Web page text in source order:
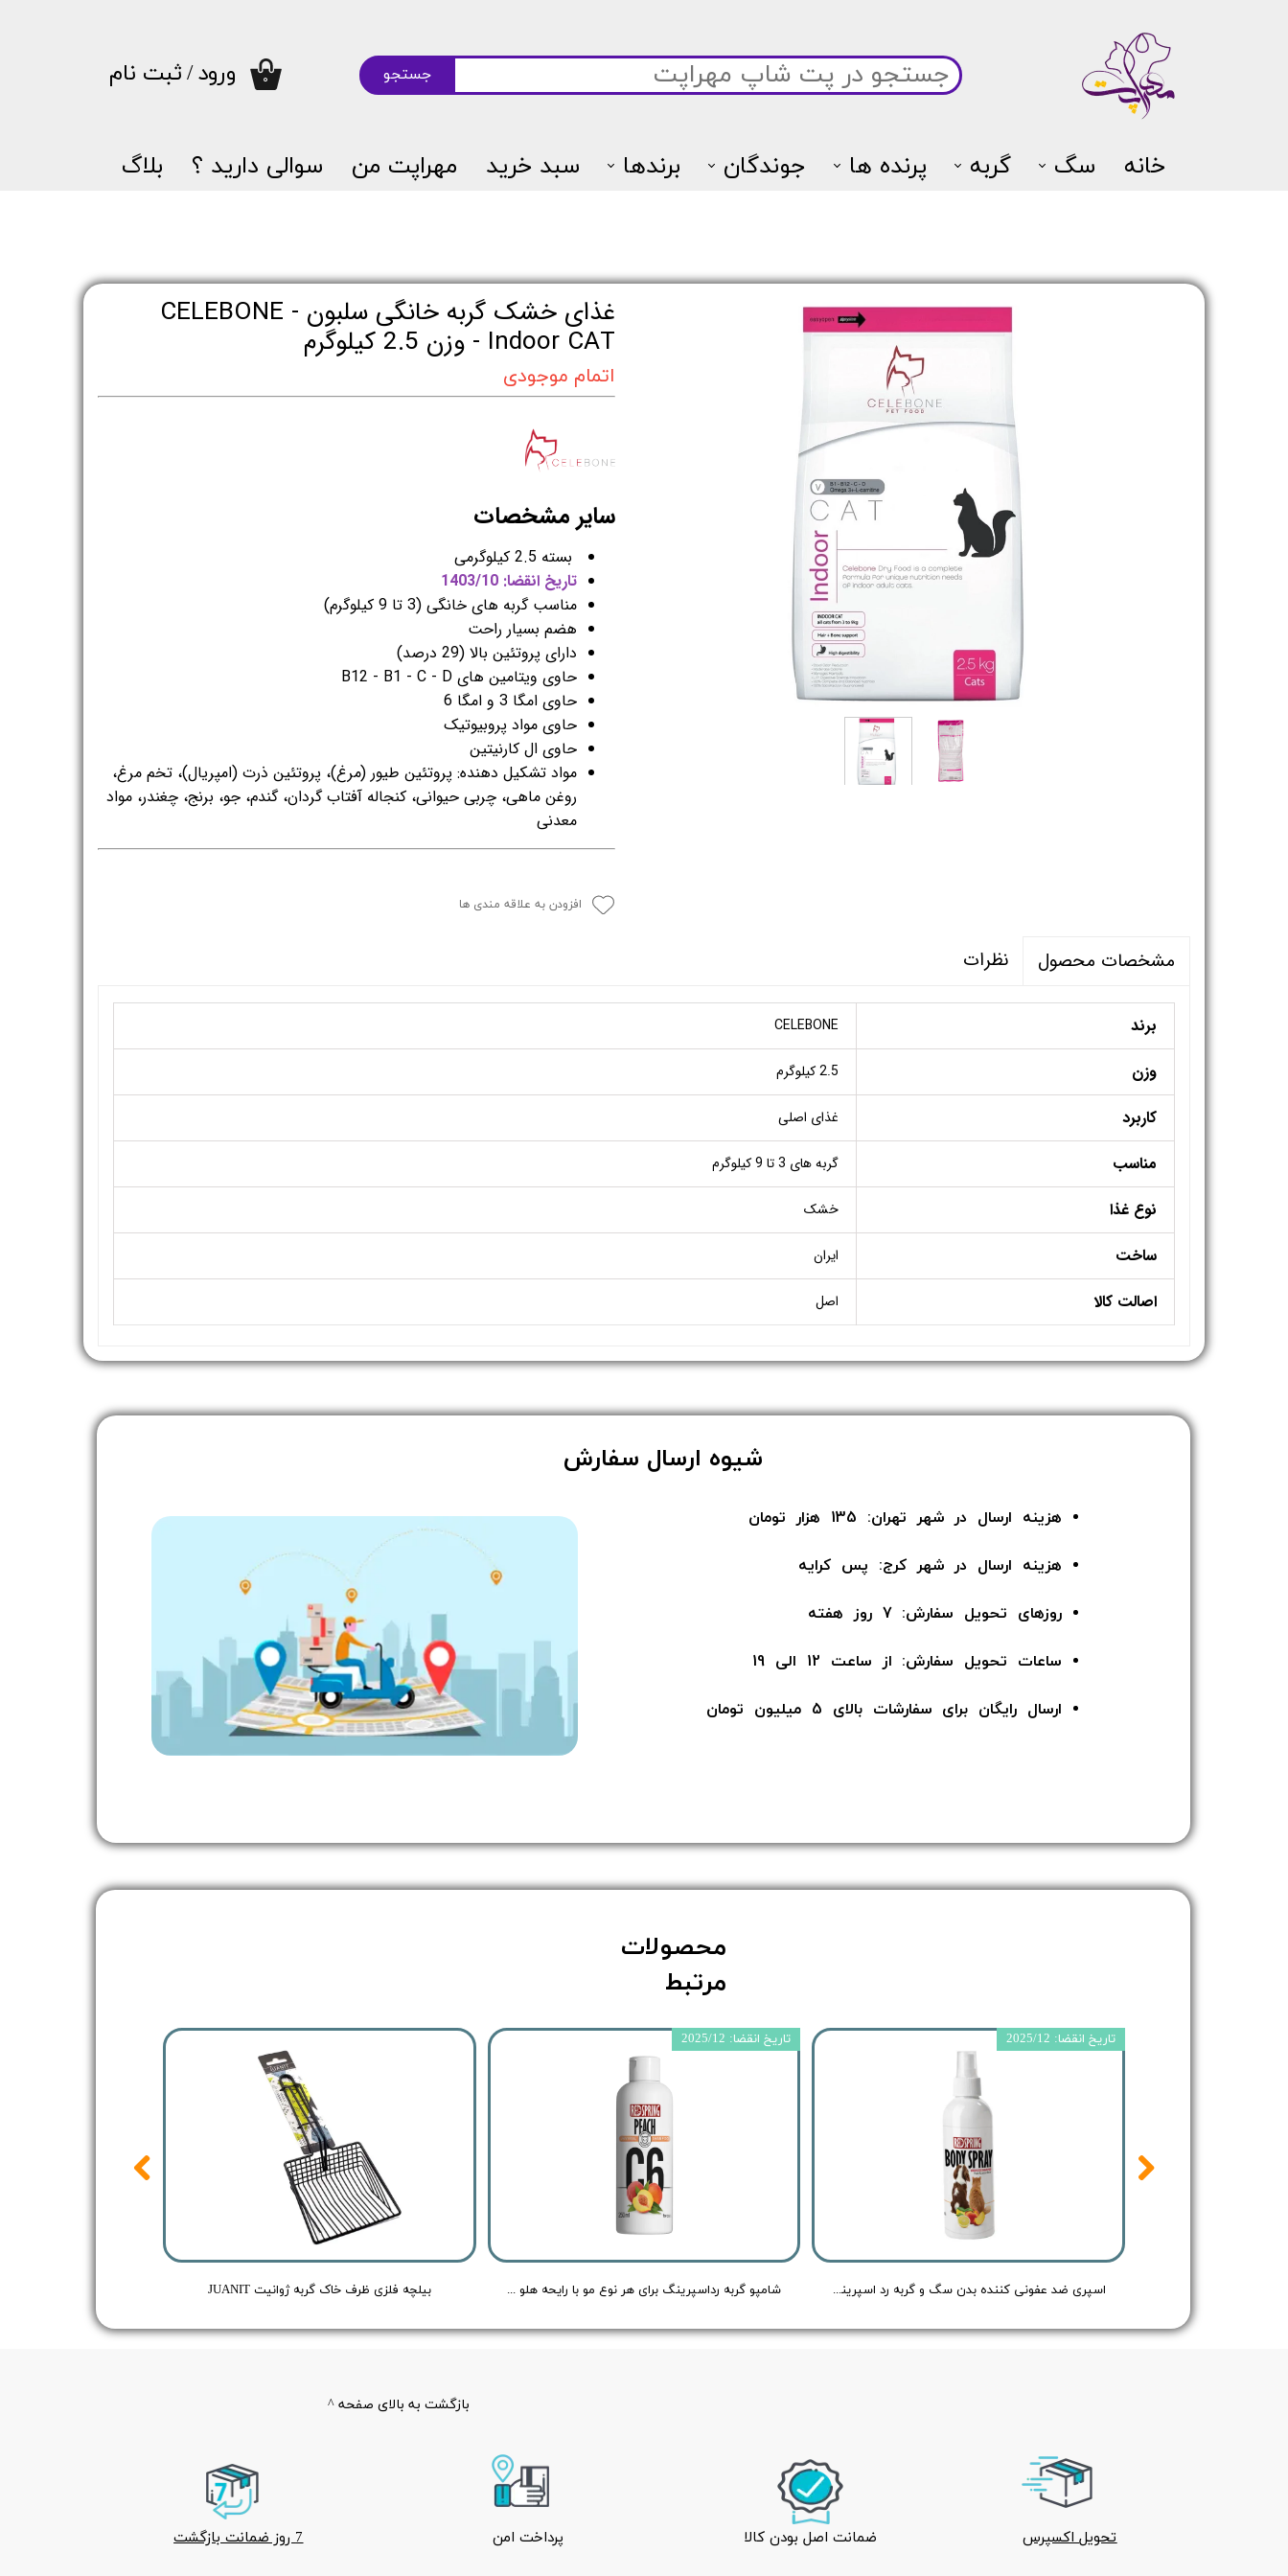
خانه سگ گربه پرنده ها جوندگان برندها سبد خرید مهراپت من سوالی دارید ؟ بلاگ
۰ جستجو ورود/ثبت نام
غذای خشک گربه خانگی سلبون - CELEBONE
Indoor CAT - وزن 2.5 کیلوگرم
اتمام موجودی
سایر مشخصات
بسته 2.5 کیلوگرمی
تاریخ انقضا: 1403/10
مناسب گربه های خانگی (3 تا 9 کیلوگرم)
هضم بسیار راحت
دارای پروتئین بالا (29 درصد)
حاوی ویتامین های B12 - B1 - C - D
حاوی امگا 3 و امگا 6
حاوی مواد پروبیوتیک
حاوی ال کارنیتین
مواد تشکیل دهنده: پروتئین طیور (مرغ)، پروتئین ذرت (امپریال)، تخم مرغ،
روغن ماهی، چربی حیوانی، کنجاله آفتاب گردان، گندم، جو، برنج، چغندر، مواد
معدنی
افزودن به علاقه مندی ها
مشخصات محصول نظرات
برند CELEBONE
وزن 2.5 کیلوگرم
کاربرد غذای اصلی
مناسب گربه های 3 تا 9 کیلوگرم
نوع غذا خشک
ساخت ایران
اصالت کالا اصل
هزینه ارسال در شهر تهران: 135 هزار تومان
هزینه ارسال در شهر کرج: پس کرایه
روزهای تحویل سفارش: 7 روز هفته
ساعات تحویل سفارش: از ساعت 12 الی 19
ارسال رایگان برای سفارشات بالای 5 میلیون تومان​​​​​​​
​شیوه ارسال سفارش
بیلچه فلزی ظرف خاک گربه ژوانیت JUANIT شامپو گربه رداسپرینگ برای هر نوع مو با رایحه هلو - Redspring Cat Shampoo Peach Flavour - حجم 250 میلی لیتر
تاریخ انقضا: 2025/12
اسپری ضد عفونی کننده بدن سگ و گربه رد اسپرینگ با رایحه هلو و لیمو - Redspring Cat & Dog Body Spray Peach & Lemon Flavour - حجم 150 میلی لیتر
تاریخ انقضا: 2025/12
محصولات
مرتبط
تحویل اکسپرس ضمانت اصل بودن کالا پرداخت امن 7 روز ضمانت بازگشت
بازگشت به بالای صفحه ^